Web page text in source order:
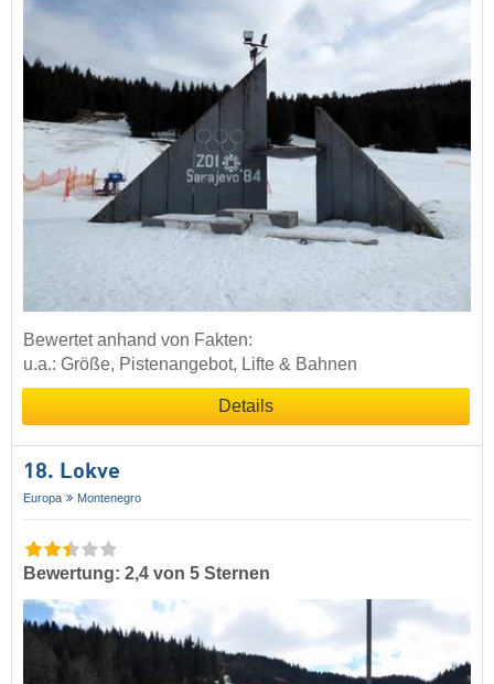
Bewertet anhand von Fakten:
u.a.: Größe, Pistenangebot, Lifte & Bahnen
Details
18. Lokve
Europa Montenegro
Bewertung: 2,4 von 5 Sternen